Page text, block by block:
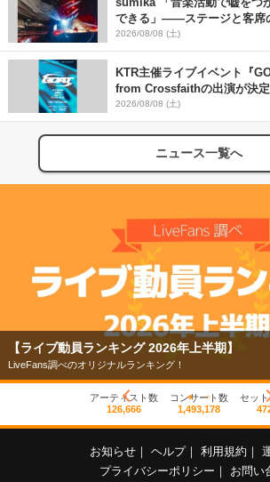
sumika 「音楽活動で嘘をつ
できる」――ステージと客席
た、ツアーファイナル武道館
2026/08/08 (土)
KTR主催ライブイベント『
from Crossfaithの出演が決定
2026/08/08 (土)
ニュース一覧へ
【ライブ動員ランキング 2026年上半期】
LiveFans調べのオリジナルランキング！
アーティスト数
126,666
コンサート数
1,493,178
セッ
お知らせ ヘルプ 利用規約
プライバシーポリシー
お問い